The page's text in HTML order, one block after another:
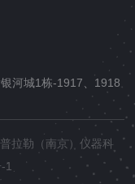
河城1栋-1917、1918
拉勒（南京）仪器科
1